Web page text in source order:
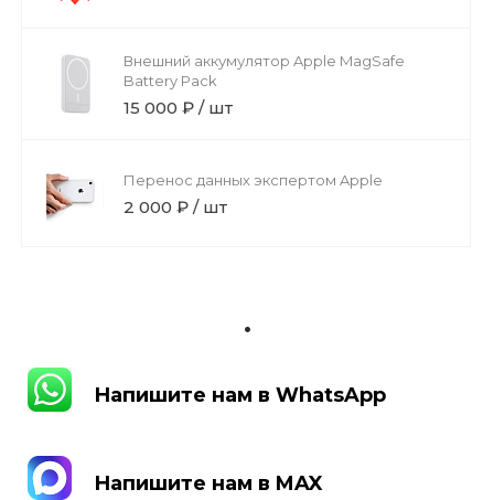
Внешний аккумулятор Apple MagSafe
Battery Pack
15 000 ₽ / шт
Перенос данных экспертом Apple
2 000 ₽ / шт
.
Напишите нам в WhatsApp
Напишите нам в MAX